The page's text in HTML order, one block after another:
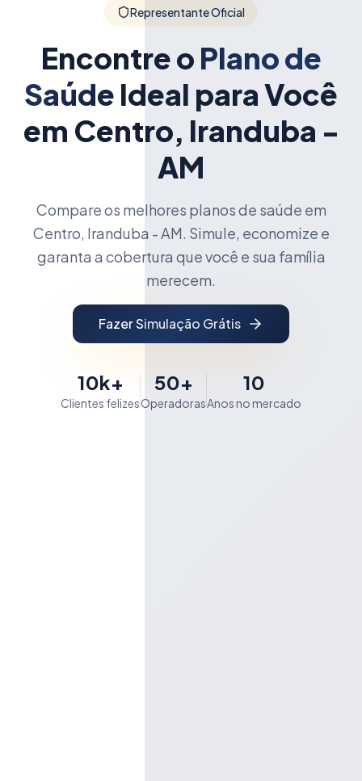
Representante Oficial
Encontre o Plano de
Saúde Ideal para Você
em Centro, Iranduba -
AM
Compare os melhores planos de saúde em
Centro, Iranduba - AM. Simule, economize e
garanta a cobertura que você e sua família
merecem.
Fazer Simulação Grátis
10k+
Clientes felizes
50+
Operadoras
10
Anos no mercado